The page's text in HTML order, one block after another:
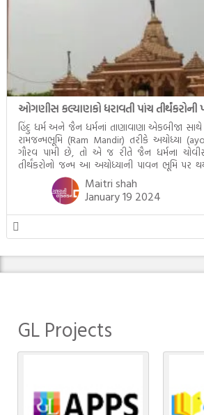
હિંદુ ધર્મ અને જૈન ધર્મનાં તાણાવાણા એકબીજા સાથે
રામજન્મભૂમિ (Ram Mandir) તરીકે અયોધ્યા
ગૌરવ પામી છે, તો એ જ રીતે જૈન ધર્મના ચોવીસ
તીર્થંકરોનો જન્મ આ અયોધ્યાની પાવન ભૂમિ પર
તીર્થંકરોમાંથી પાંચ-પાંચ તીર્થંકરોનાં કલ્યાણકો
જીવનની ચ્યવન(માતાના […]
Maitri shah
January 19 2024
GL Projects